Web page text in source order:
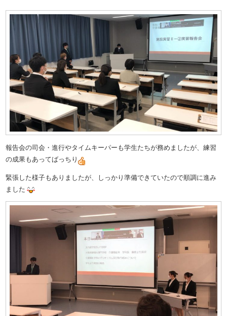
報告会の司会・進行やタイムキーパーも学生たちが務めましたが、練習
の成果もあってばっちり
緊張した様子もありましたが、しっかり準備できていたので順調に進み
ました